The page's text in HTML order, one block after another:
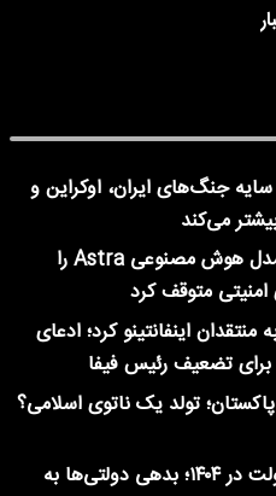
جنگ‌های ایران، اوکراین و
می‌کند
OpenAI توسعه مدل هوش مصنوعی Astra را
امنیتی متوقف کرد
منتقدان اینفانتینو کرد؛ ادعای
تضعیف رئیس فیفا
تولد یک ناتوی اسلامی؟
رکوردزنی بدهی دولت در ۱۴۰۴؛ بدهی دولتی‌ها به